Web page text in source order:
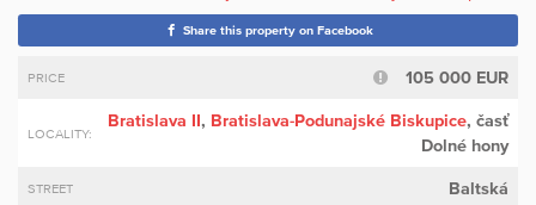
Share this property on Facebook
PRICE 105 000 EUR
LOCALITY:
Bratislava II, Bratislava-Podunajské Biskupice, časť
Dolné hony
STREET Baltská